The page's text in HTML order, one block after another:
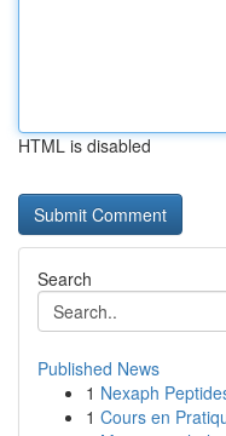
HTML is disabled
Search
Published News
1 Nexaph
1 Cours en